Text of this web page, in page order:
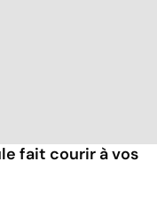
fait courir à vos